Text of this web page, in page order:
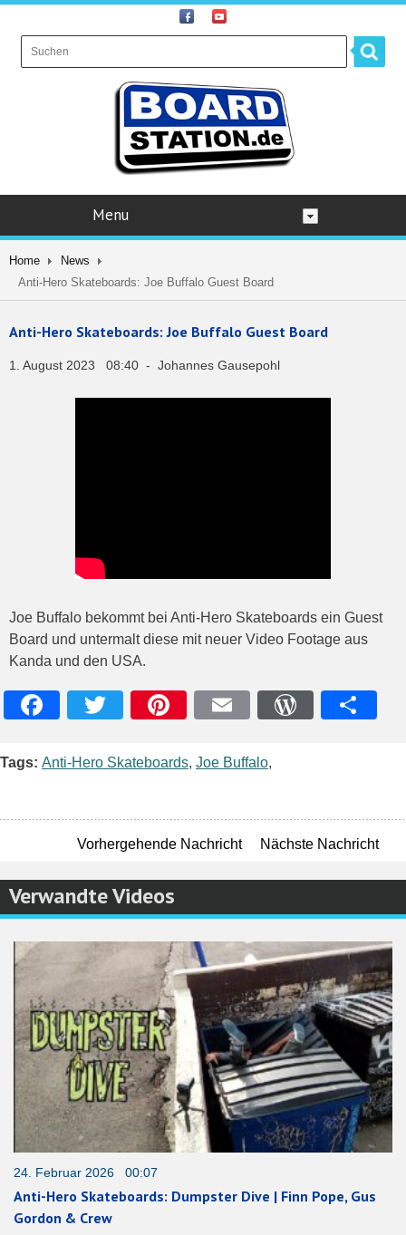
Menu
Home
News
Anti-Hero Skateboards: Joe Buffalo Guest Board
Anti-Hero Skateboards: Joe Buffalo Guest Board
1. August 2023 08:40 - Johannes Gausepohl
Joe Buffalo bekommt bei Anti-Hero Skateboards ein Guest
Board und untermalt diese mit neuer Video Footage aus
Kanda und den USA.
Tags: Anti-Hero Skateboards, Joe Buffalo,
Vorhergehende Nachricht Nächste Nachricht
Verwandte Videos
24. Februar 2026 00:07
Anti-Hero Skateboards: Dumpster Dive | Finn Pope, Gus
Gordon & Crew